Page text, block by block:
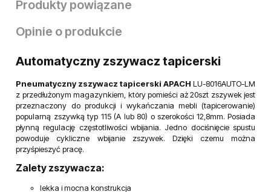
Produkty powiązane
Opinie o produkcie
Automatyczny zszywacz tapicerski
Pneumatyczny zszywacz tapicerski APACH LU-8016AUTO-LM
z przedłużonym magazynkiem, który pomieści aż 20szt zszywek jest
przeznaczony do produkcji i wykańczania mebli (tapicerowanie)
popularną zszywką typ 115 (A lub 80) o szerokości 12,8mm. Posiada
płynną regulację częstotliwości wbijania. Jedno dociśnięcie spustu
powoduje cykliczne wbijanie zszywek. Dzięki czemu można
przyśpieszyć pracę.
Zalety zszywacza:
lekka i mocna konstrukcja